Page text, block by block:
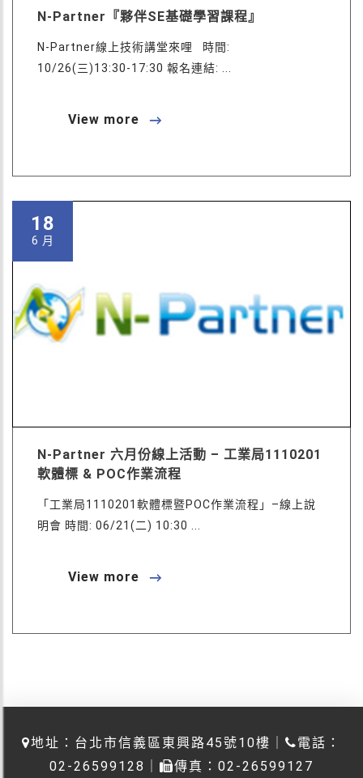
N-Partner『夥伴SE基礎學習課程』
N-Partner線上技術講堂來哩 時間:
10/26(三)13:30-17:30 報名連結: ...
View more
18
6 月
N-Partner 六月份線上活動 – 工業局1110201
軟體標 & POC作業流程
「工業局1110201軟體標暨POC作業流程」–線上說
明會 時間: 06/21(二) 10:30 ...
View more
地址：台北市信義區東興路45號10樓｜
電話：
02-26599128｜
傳真：02-26599127